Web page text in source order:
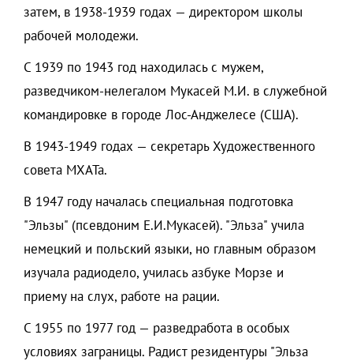
затем, в 1938-1939 годах — директором школы
рабочей молодежи.
С 1939 по 1943 год находилась с мужем,
разведчиком-нелегалом Мукасей М.И. в служебной
командировке в городе Лос-Анджелесе (США).
В 1943-1949 годах — секретарь Художественного
совета МХАТа.
В 1947 году началась специальная подготовка
"Эльзы" (псевдоним Е.И.Мукасей). "Эльза" учила
немецкий и польский языки, но главным образом
изучала радиодело, училась азбуке Морзе и
приему на слух, работе на рации.
С 1955 по 1977 год — разведработа в особых
условиях заграницы. Радист резидентуры "Эльза